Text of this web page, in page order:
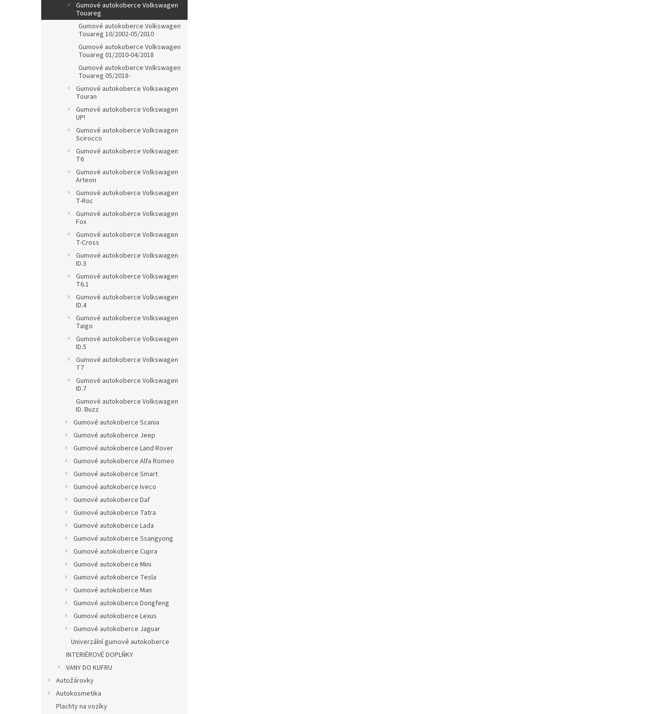
Gumové autokoberce Volkswagen
Touareg
Gumové autokoberce Volkswagen
Touareg 10/2002-05/2010
Gumové autokoberce Volkswagen
Touareg 01/2010-04/2018
Gumové autokoberce Volkswagen
Touareg 05/2018-
Gumové autokoberce Volkswagen
Touran
Gumové autokoberce Volkswagen
UP!
Gumové autokoberce Volkswagen
Scirocco
Gumové autokoberce Volkswagen
T6
Gumové autokoberce Volkswagen
Arteon
Gumové autokoberce Volkswagen
T-Roc
Gumové autokoberce Volkswagen
Fox
Gumové autokoberce Volkswagen
T-Cross
Gumové autokoberce Volkswagen
ID.3
Gumové autokoberce Volkswagen
T6.1
Gumové autokoberce Volkswagen
ID.4
Gumové autokoberce Volkswagen
Taigo
Gumové autokoberce Volkswagen
ID.5
Gumové autokoberce Volkswagen
T7
Gumové autokoberce Volkswagen
ID.7
Gumové autokoberce Volkswagen
ID. Buzz
Gumové autokoberce Scania
Gumové autokoberce Jeep
Gumové autokoberce Land Rover
Gumové autokoberce Alfa Romeo
Gumové autokoberce Smart
Gumové autokoberce Iveco
Gumové autokoberce Daf
Gumové autokoberce Tatra
Gumové autokoberce Lada
Gumové autokoberce Ssangyong
Gumové autokoberce Cupra
Gumové autokoberce Mini
Gumové autokoberce Tesla
Gumové autokoberce Man
Gumové autokoberce Dongfeng
Gumové autokoberce Lexus
Gumové autokoberce Jaguar
Univerzální gumové autokoberce
INTERIÉROVÉ DOPLŇKY
VANY DO KUFRU
Autožárovky
Autokosmetika
Plachty na vozíky